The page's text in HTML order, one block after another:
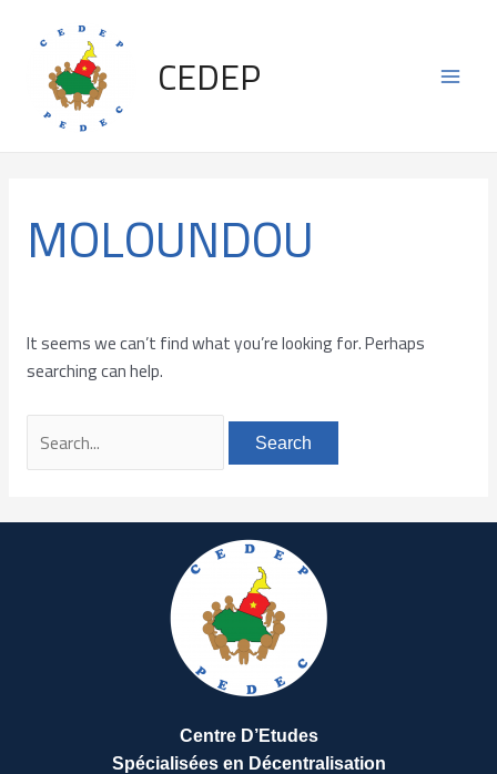
content
CEDEP
MOLOUNDOU
It seems we can’t find what you’re looking for. Perhaps
searching can help.
for:
Centre D’Etudes
Spécialisées en Décentralisation